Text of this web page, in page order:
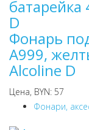
Фонарь
A999,
Alcoline D
Цена, BYN: 57
Фонари,